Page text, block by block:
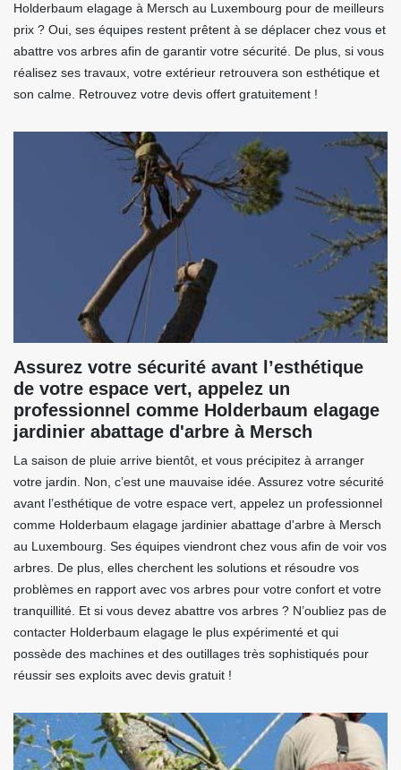
Holderbaum elagage à Mersch au Luxembourg pour de meilleurs
prix ? Oui, ses équipes restent prêtent à se déplacer chez vous et
abattre vos arbres afin de garantir votre sécurité. De plus, si vous
réalisez ses travaux, votre extérieur retrouvera son esthétique et
son calme. Retrouvez votre devis offert gratuitement !
Assurez votre sécurité avant l’esthétique
de votre espace vert, appelez un
professionnel comme Holderbaum elagage
jardinier abattage d'arbre à Mersch
La saison de pluie arrive bientôt, et vous précipitez à arranger
votre jardin. Non, c’est une mauvaise idée. Assurez votre sécurité
avant l’esthétique de votre espace vert, appelez un professionnel
comme Holderbaum elagage jardinier abattage d'arbre à Mersch
au Luxembourg. Ses équipes viendront chez vous afin de voir vos
arbres. De plus, elles cherchent les solutions et résoudre vos
problèmes en rapport avec vos arbres pour votre confort et votre
tranquillité. Et si vous devez abattre vos arbres ? N’oubliez pas de
contacter Holderbaum elagage le plus expérimenté et qui
possède des machines et des outillages très sophistiqués pour
réussir ses exploits avec devis gratuit !